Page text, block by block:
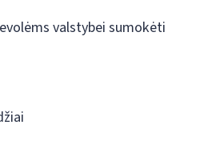
valstybei sumokėti